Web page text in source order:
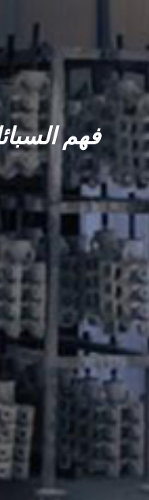
فهم